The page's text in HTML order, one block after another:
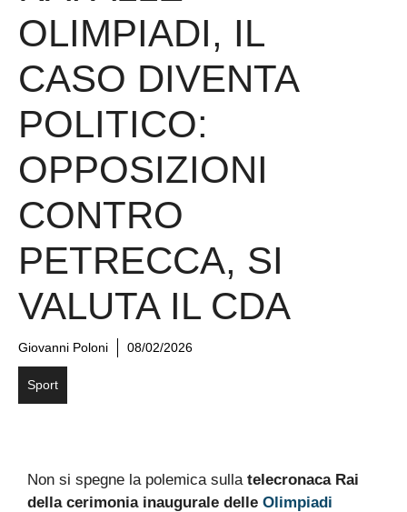
OLIMPIADI, IL
CASO DIVENTA
POLITICO:
OPPOSIZIONI
CONTRO
PETRECCA, SI
VALUTA IL CDA
Giovanni Poloni 08/02/2026
Sport
Non si spegne la polemica sulla telecronaca Rai
della cerimonia inaugurale delle Olimpiadi